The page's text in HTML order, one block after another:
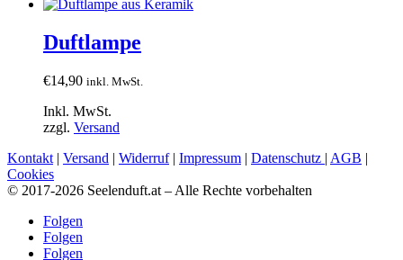
Duftlampe
€14,90 inkl. MwSt.
Inkl. MwSt.
zzgl. Versand
Kontakt | Versand | Widerruf| Impressum | Datenschutz | AGB |
Cookies
© 2017-2026 Seelenduft.at – Alle Rechte vorbehalten
Folgen
Folgen
Folgen